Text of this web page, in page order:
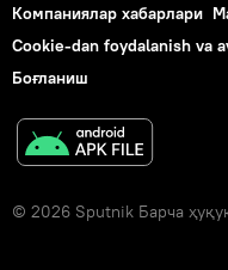
Компаниялар хабарлари
Cookie-dan foydalanish va
Боғланиш
© 2026 Sputnik Барча